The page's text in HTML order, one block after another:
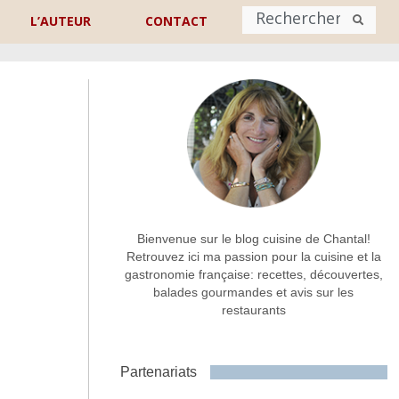
L’AUTEUR CONTACT
Nom
Commentaire ou message *
Bienvenue sur le blog cuisine de Chantal!
Retrouvez ici ma passion pour la cuisine et la
gastronomie française: recettes, découvertes,
balades gourmandes et avis sur les
restaurants
Partenariats